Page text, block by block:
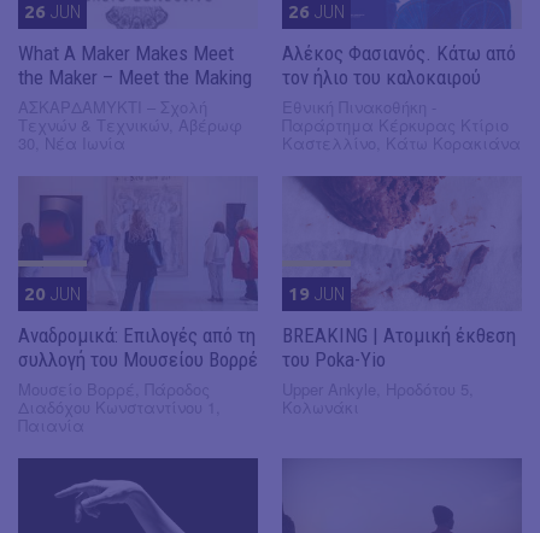
26 JUN
What A Maker Makes Meet
the Maker – Meet the Making
26 JUN
Αλέκος Φασιανός. Κάτω από
τον ήλιο του καλοκαιρού
20 JUN
Αναδρομικά: Επιλογές από τη
συλλογή του Μουσείου Βορρέ
19 JUN
BREAKING | Ατομική έκθεση
του Poka-Yio